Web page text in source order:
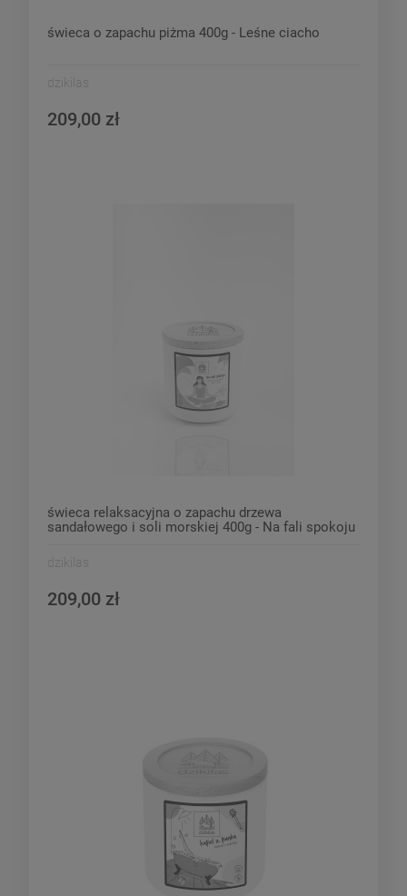
świeca o zapachu piżma 400g - Leśne ciacho
dzikilas
209,00 zł
świeca relaksacyjna o zapachu drzewa
sandałowego i soli morskiej 400g - Na fali spokoju
dzikilas
209,00 zł